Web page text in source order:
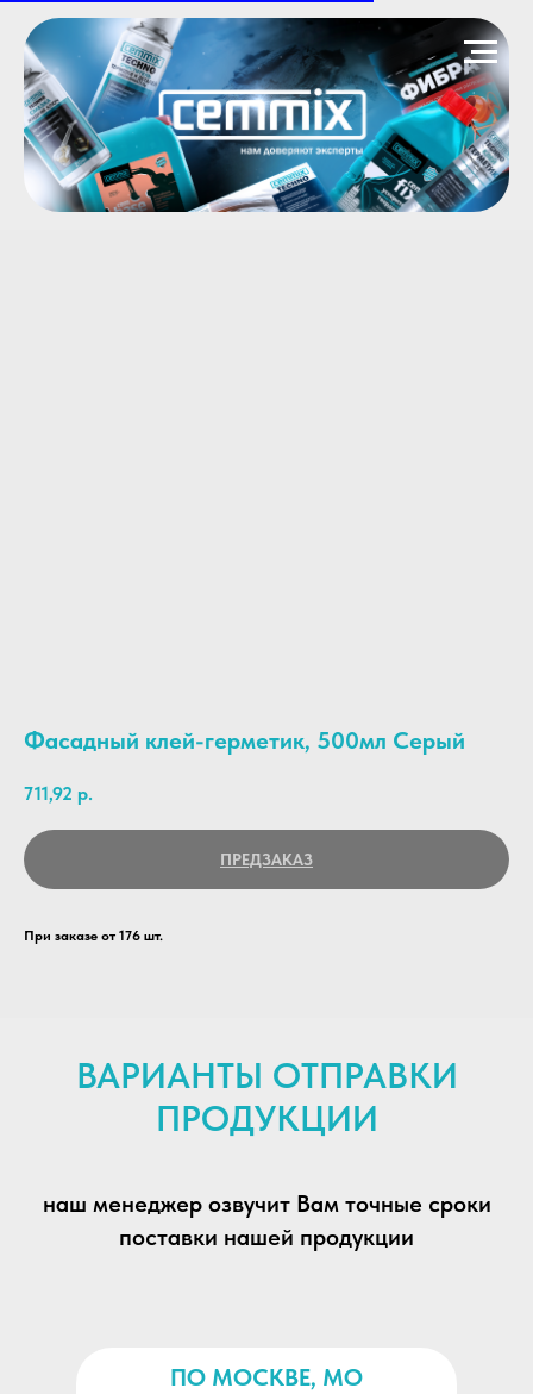
Фасадный клей-герметик, 500мл Серый
711,92 р.
ПРЕДЗАКАЗ
При заказе от 176 шт.
ВАРИАНТЫ ОТПРАВКИ
ПРОДУКЦИИ
наш менеджер озвучит Вам точные сроки
поставки нашей продукции
ПО МОСКВЕ, МО